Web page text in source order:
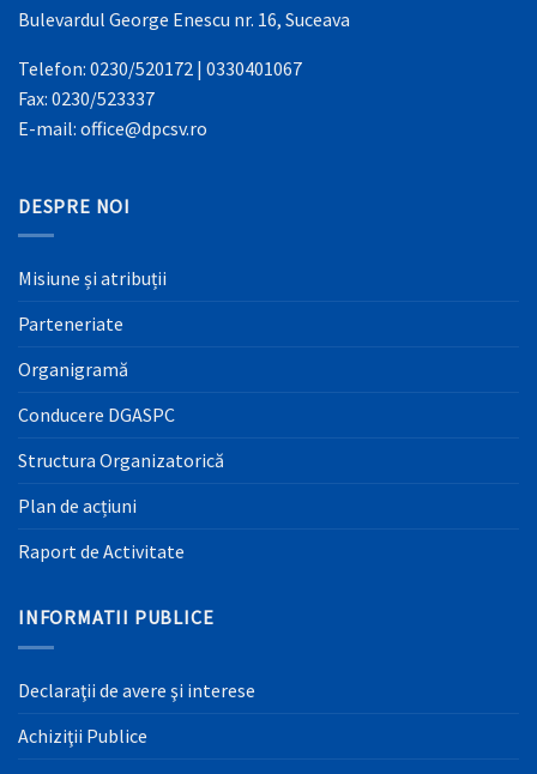
Bulevardul George Enescu nr. 16, Suceava
Telefon: 0230/520172 | 0330401067
Fax: 0230/523337
E-mail: office@dpcsv.ro
DESPRE NOI
Misiune și atribuții
Parteneriate
Organigramă
Conducere DGASPC
Structura Organizatorică
Plan de acțiuni
Raport de Activitate
INFORMATII PUBLICE
Declaraţii de avere şi interese
Achiziţii Publice